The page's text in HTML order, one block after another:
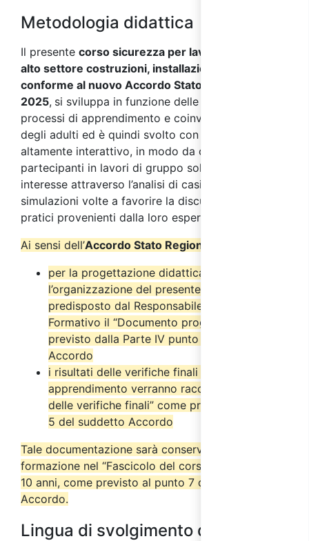
Metodologia didattica
Il presente corso sicurezza per lavoratori rischio
alto settore costruzioni, installazione impianti,
conforme al nuovo Accordo Stato Regioni
2025, si sviluppa in funzione delle specificità dei
processi di apprendimento e coinvolgimento tipici
degli adulti ed è quindi svolto con metodo
altamente interattivo, in modo da coinvolgere i
partecipanti in lavori di gruppo sollecitando il loro
interesse attraverso l’analisi di casi studio e
simulazioni volte a favorire la discussione su casi
pratici provenienti dalla loro esperienza.
Ai sensi dell’Accordo Stato Regioni del 17/4/2025
per la progettazione didattica e
l’organizzazione del presente corso è stato
predisposto dal Responsabile del Progetto
Formativo il “Documento progettuale” come
previsto dalla Parte IV punto 2.6 del suddetto
Accordo
i risultati delle verifiche finali di
apprendimento verranno raccolti nel “Verbale
delle verifiche finali” come previsto dal punto
5 del suddetto Accordo
Tale documentazione sarà conservata dall’ente di
formazione nel “Fascicolo del corso” per almeno
10 anni, come previsto al punto 7 del suddetto
Accordo.
Lingua di svolgimento del corso